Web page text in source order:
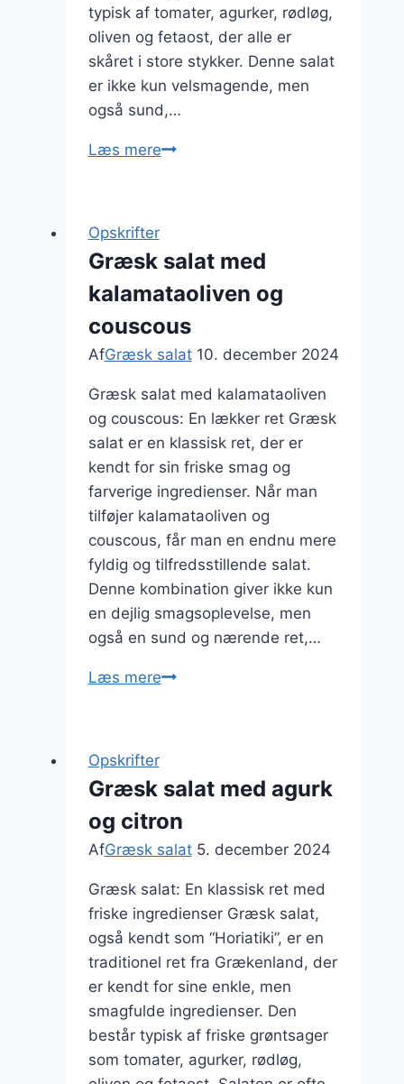
typisk af tomater, agurker, rødløg,
oliven og fetaost, der alle er
skåret i store stykker. Denne salat
er ikke kun velsmagende, men
også sund,…
Læs mereGræsk
oregano
Opskrifter
Græsk salat med
kalamataoliven og
couscous
AfGræsk salat 10. december 2024
Græsk salat med kalamataoliven
og couscous: En lækker ret Græsk
salat er en klassisk ret, der er
kendt for sin friske smag og
farverige ingredienser. Når man
tilføjer kalamataoliven og
couscous, får man en endnu mere
fyldig og tilfredsstillende salat.
Denne kombination giver ikke kun
en dejlig smagsoplevelse, men
også en sund og nærende ret,…
Læs mereGræsk
couscous
Opskrifter
Græsk salat med agurk
og citron
AfGræsk salat 5. december 2024
Græsk salat: En klassisk ret med
friske ingredienser Græsk salat,
også kendt som “Horiatiki”, er en
traditionel ret fra Grækenland, der
er kendt for sine enkle, men
smagfulde ingredienser. Den
består typisk af friske grøntsager
som tomater, agurker, rødløg,